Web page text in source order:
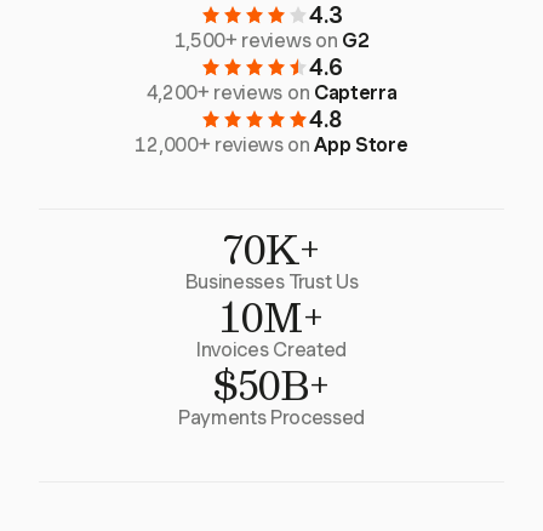
4.3
1,500+ reviews on G2
4.6
4,200+ reviews on Capterra
4.8
12,000+ reviews onApp Store
70K+
Businesses Trust Us
10M+
Invoices Created
$50B+
Payments Processed